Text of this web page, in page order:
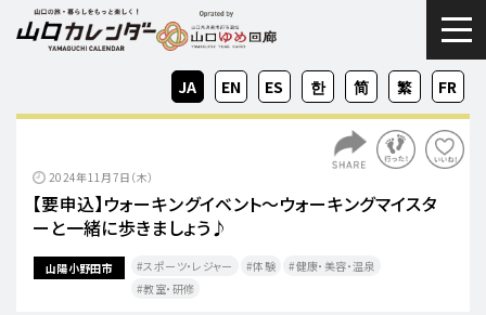
ZH-
CN
ZH-
TW
EN FR
JA KO
ES
2024年11月7日（木）
【要申込】ウォーキングイベント～ウォーキングマイスタ
ーと一緒に歩きましょう♪
山陽小野田市 スポーツ・レジャー 体験
健康・美容・温泉
教室・研修